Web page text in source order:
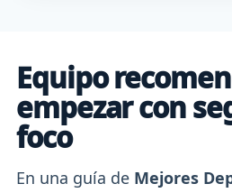
Equipo
empezar con
foco
En una guía de Mejores